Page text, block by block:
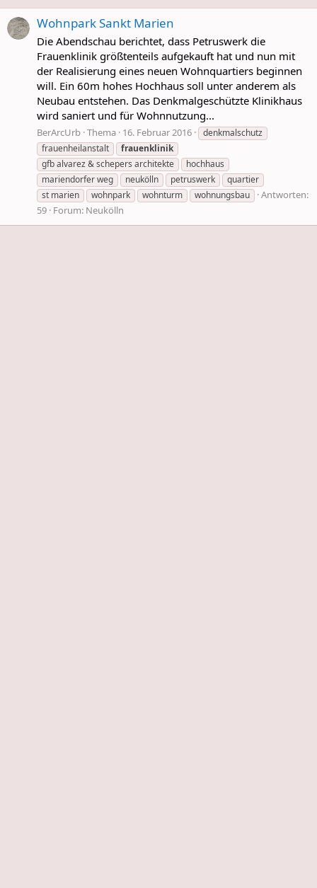
Wohnpark Sankt Marien
Die Abendschau berichtet, dass Petruswerk die
Frauenklinik größtenteils aufgekauft hat und nun mit
der Realisierung eines neuen Wohnquartiers beginnen
will. Ein 60m hohes Hochhaus soll unter anderem als
Neubau entstehen. Das Denkmalgeschützte Klinikhaus
wird saniert und für Wohnnutzung...
BerArcUrb Thema 16. Februar 2016
denkmalschutz
frauenheilanstalt
frauenklinik
gfb alvarez & schepers architekte
hochhaus
mariendorfer weg
neukölln petruswerk
quartier
st marien
wohnpark wohnturm wohnungsbau
Antworten:
59 Forum: Neukölln